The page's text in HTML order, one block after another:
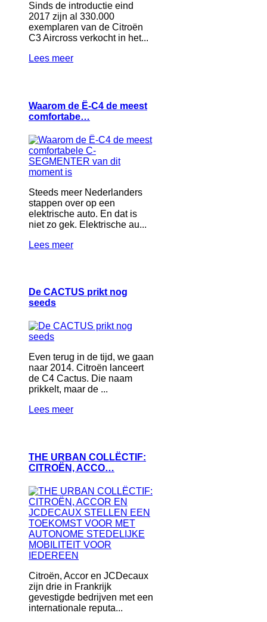
Sinds de introductie eind
2017 zijn al 330.000
exemplaren van de Citroën
C3 Aircross verkocht in het...
Lees meer
Waarom de Ë-C4 de meest
comfortabe…
Steeds meer Nederlanders
stappen over op een
elektrische auto. En dat is
niet zo gek. Elektrische au...
Lees meer
De CACTUS prikt nog
seeds
Even terug in de tijd, we gaan
naar 2014. Citroën lanceert
de C4 Cactus. Die naam
prikkelt, maar de ...
Lees meer
THE URBAN COLLËCTIF:
CITROËN, ACCO…
Citroën, Accor en JCDecaux
zijn drie in Frankrijk
gevestigde bedrijven met een
internationale reputa...